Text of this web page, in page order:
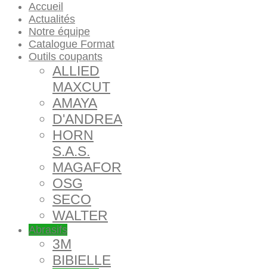
Accueil
Actualités
Notre équipe
Catalogue Format
Outils coupants
ALLIED
MAXCUT
AMAYA
D'ANDREA
HORN
S.A.S.
MAGAFOR
OSG
SECO
WALTER
Abrasifs
3M
BIBIELLE